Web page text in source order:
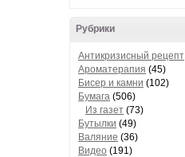
Рубрики
Антикризисный рецепт
Ароматерапия (45)
Бисер и камни (102)
Бумага (506)
Из газет (73)
Бутылки (49)
Валяние (36)
Видео (191)